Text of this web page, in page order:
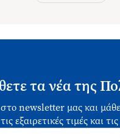
τα νέα της
newsletter μας και
εξαιρετικές τιμές και